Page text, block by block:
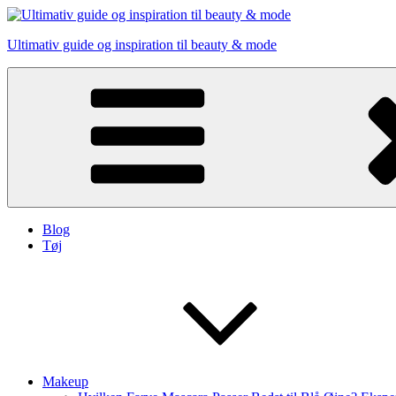
Skip
content
Ultimativ guide og inspiration til beauty & mode
Blog
Tøj
Makeup